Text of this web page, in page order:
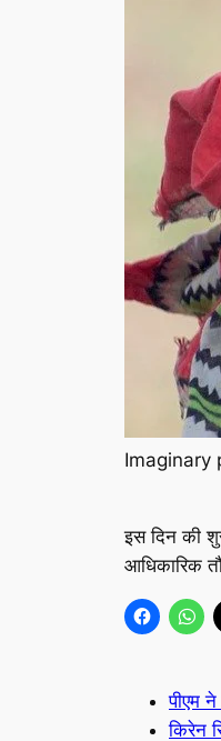
Imaginary
इस दिन की
आधिकारिक
पीएम
किरेन